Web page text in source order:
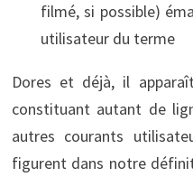
filmé, si possible)
utilisateur du terme
Dores et déjà, il
constituant autant de
autres courants
figurent dans notre